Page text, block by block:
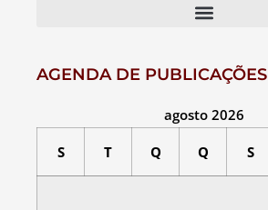
AGENDA DE PUBLICAÇÕES
agosto 2026
S T Q Q S